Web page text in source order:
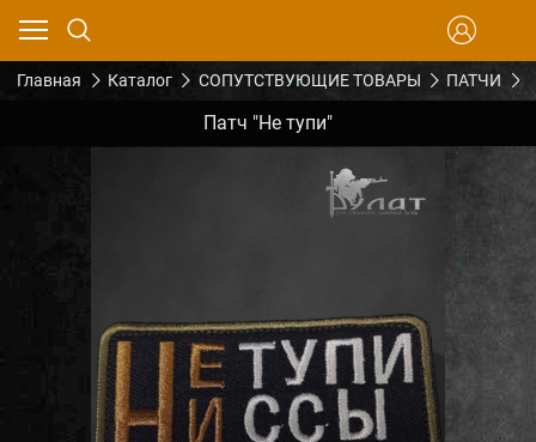
Главная Каталог СОПУТСТВУЮЩИЕ ТОВАРЫ ПАТЧИ
Патч "Не тупи"